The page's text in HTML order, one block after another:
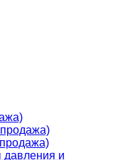
давления и